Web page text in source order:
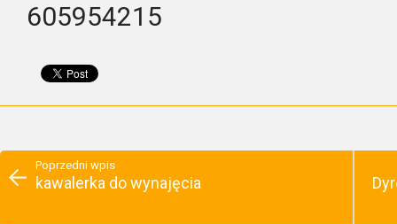
605954215
Poprzedni wpis
kawalerka do wynajęcia